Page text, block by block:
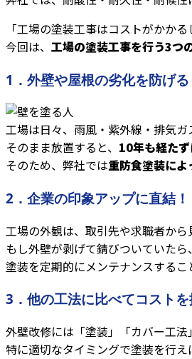
「工場の塗装工事はコストがかか
今回は、 工場の塗装工事を行う3つ
1．外壁や屋根の劣化を防げる
工場は日々、雨風・紫外線・排気
そのまま放置すると、 10年も経た
そのため、弊社では重防食塗装に
2．企業の印象アップに直結！
工場の外観は、取引先や求職者から
もし外壁が剥げて錆びついていた
塗装を定期的にメンテナンスするこ
3．他の工法に比べてコスト
外壁改修には「塗装」「カバー工
特に適切なタイミングで塗装を行